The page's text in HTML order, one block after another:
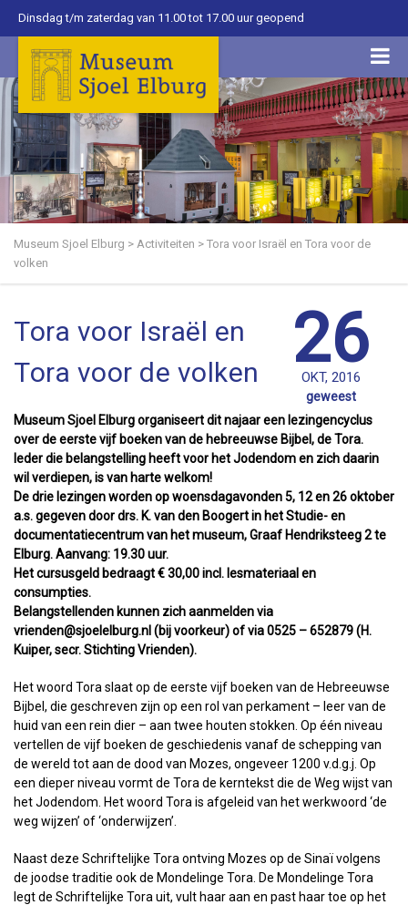
Dinsdag t/m zaterdag van 11.00 tot 17.00 uur geopend
Museum Sjoel Elburg > Activiteiten > Tora voor Israël en Tora voor de
volken
Tora voor Israël en
Tora voor de volken
26
OKT, 2016
geweest
Museum Sjoel Elburg organiseert dit najaar een lezingencyclus
over de eerste vijf boeken van de hebreeuwse Bijbel, de Tora.
Ieder die belangstelling heeft voor het Jodendom en zich daarin
wil verdiepen, is van harte welkom!
De drie lezingen worden op woensdagavonden 5, 12 en 26 oktober
a.s. gegeven door drs. K. van den Boogert in het Studie- en
documentatiecentrum van het museum, Graaf Hendriksteeg 2 te
Elburg. Aanvang: 19.30 uur.
Het cursusgeld bedraagt € 30,00 incl. lesmateriaal en
consumpties.
Belangstellenden kunnen zich aanmelden via
vrienden@sjoelelburg.nl (bij voorkeur) of via 0525 – 652879 (H.
Kuiper, secr. Stichting Vrienden).
Het woord Tora slaat op de eerste vijf boeken van de Hebreeuwse
Bijbel, die geschreven zijn op een rol van perkament – leer van de
huid van een rein dier – aan twee houten stokken. Op één niveau
vertellen de vijf boeken de geschiedenis vanaf de schepping van
de wereld tot aan de dood van Mozes, ongeveer 1200 v.d.g.j. Op
een dieper niveau vormt de Tora de kerntekst die de Weg wijst van
het Jodendom. Het woord Tora is afgeleid van het werkwoord ‘de
weg wijzen’ of ‘onderwijzen’.
Naast deze Schriftelijke Tora ontving Mozes op de Sinaï volgens
de joodse traditie ook de Mondelinge Tora. De Mondelinge Tora
legt de Schriftelijke Tora uit, vult haar aan en past haar toe op het